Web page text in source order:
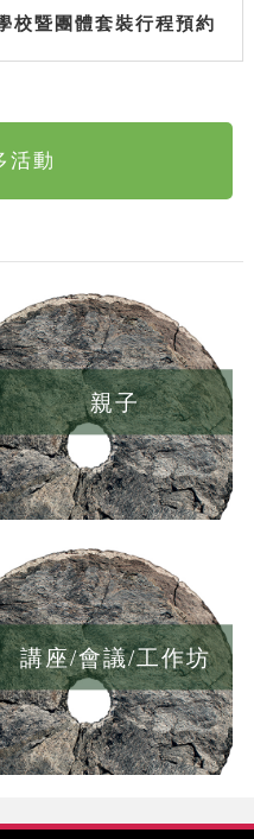
校暨團體套裝行程預約
活動
親子
講座/會議/工作坊